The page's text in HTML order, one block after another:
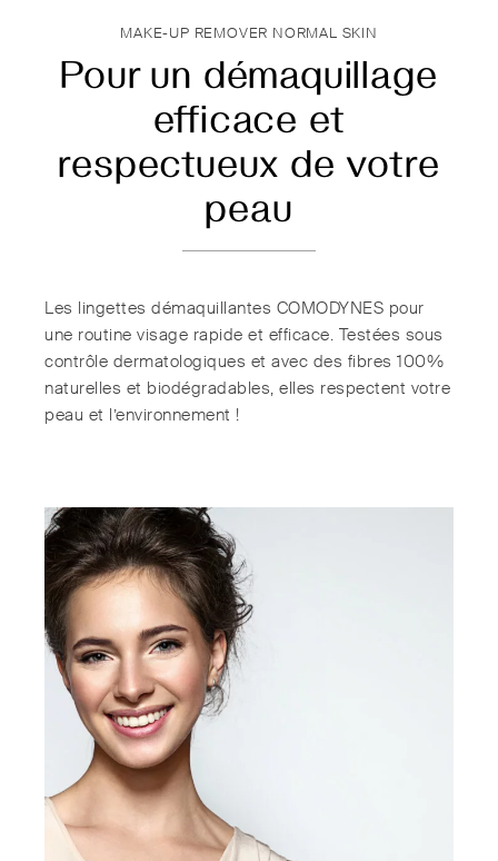
MAKE-UP REMOVER NORMAL SKIN
Pour un démaquillage
efficace et
respectueux de votre
peau
Les lingettes démaquillantes COMODYNES pour
une routine visage rapide et efficace. Testées sous
contrôle dermatologiques et avec des fibres 100%
naturelles et biodégradables, elles respectent votre
peau et l’environnement !